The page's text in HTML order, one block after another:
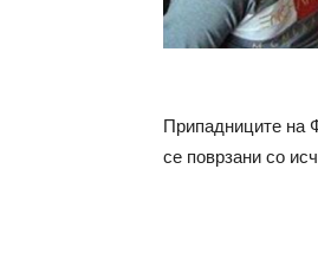
Припадниците на
се поврзани со